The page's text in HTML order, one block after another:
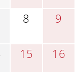
8 9
15 16